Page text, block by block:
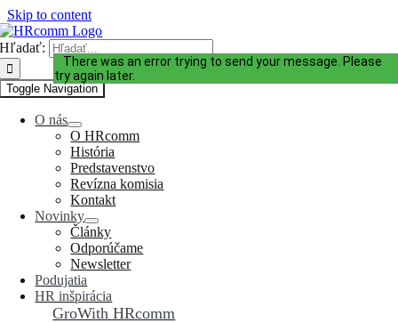
Skip to content
Hľadať:
Toggle Navigation
O nás
O HRcomm
História
Predstavenstvo
Revízna komisia
Kontakt
Novinky
Články
Odporúčame
Newsletter
Podujatia
HR inšpirácia
GroWith HRcomm
Ďakujeme za Váš záujem!
There was an error trying to send your message. Please
try again later.